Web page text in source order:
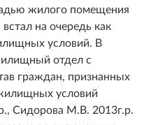
жилого помещения
на очередь как
условий. В
отдел с
граждан, признанных
условий
Сидорова М.В. 2013г.р.